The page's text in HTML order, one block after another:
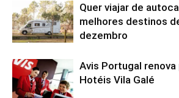
Quer viajar de
melhores destinos
dezembro
Avis Portugal
Hotéis Vila Galé